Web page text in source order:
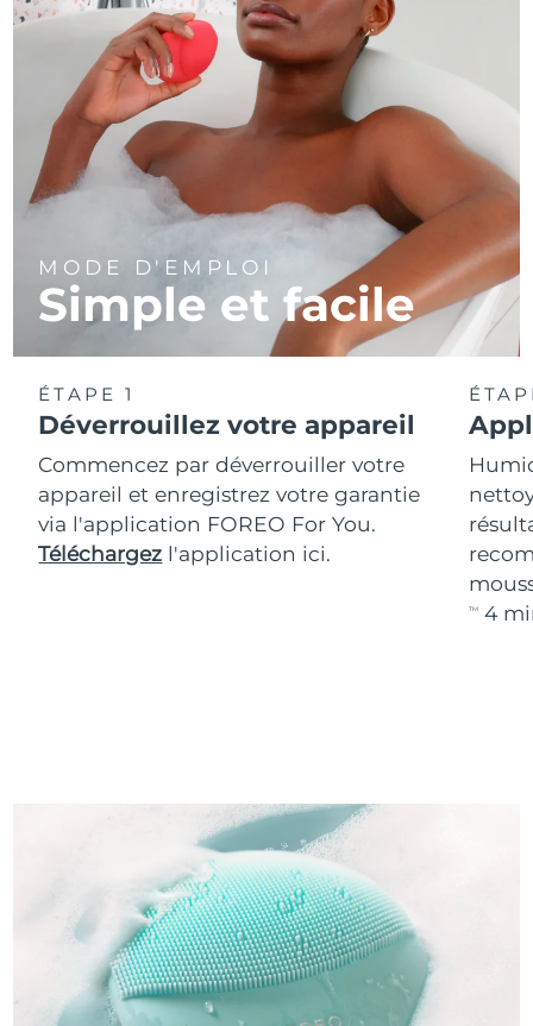
MODE D'EMPLOI
Simple et facile
ÉTAPE 1
Déverrouillez votre appareil
Commencez par déverrouiller votre
appareil et enregistrez votre garantie
via l'application FOREO For You.
Téléchargez l'application ici.
TM4